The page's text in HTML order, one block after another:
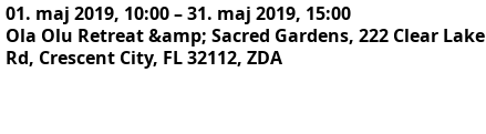
01. maj 2019, 10:00 – 31. maj 2019, 15:00
Ola Olu Retreat &amp; Sacred Gardens, 222 Clear Lake
Rd, Crescent City, FL 32112, ZDA